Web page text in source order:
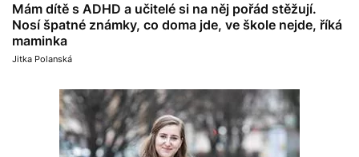
Mám dítě s ADHD a učitelé si na něj pořád stěžují.
Nosí špatné známky, co doma jde, ve škole nejde, říká
maminka
Jitka Polanská